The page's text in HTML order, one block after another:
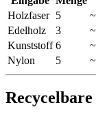
Holzfaser 5
Edelholz
3
Kunststoff 6
Nylon
5